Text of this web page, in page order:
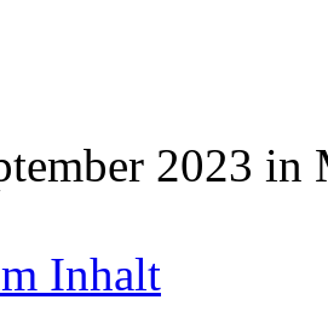
2023 in
Inhalt